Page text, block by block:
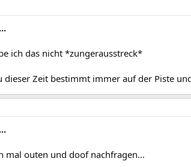
ich das nicht *zungerausstreck*
dieser Zeit bestimmt immer auf der Piste
mal outen und doof nachfragen...